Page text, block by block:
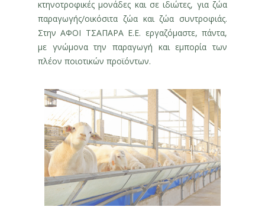
κτηνοτροφικές μονάδες και σε ιδιώτες, για ζώα
παραγωγής/οικόσιτα ζώα και ζώα συντροφιάς.
Στην ΑΦΟΙ ΤΣΑΠΑΡΑ Ε.Ε. εργαζόμαστε, πάντα,
με γνώμονα την παραγωγή και εμπορία των
πλέον ποιοτικών προϊόντων.